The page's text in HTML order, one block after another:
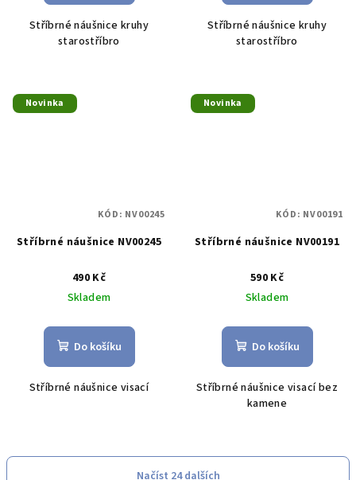
Stříbrné náušnice kruhy
starostříbro
Stříbrné náušnice kruhy
starostříbro
Novinka
Stříbrné náušnice NV00245
490 Kč
Skladem
Do košíku
Stříbrné náušnice visací
KÓD: NV00245
Novinka
Stříbrné náušnice NV00191
590 Kč
Skladem
Do košíku
Stříbrné náušnice visací bez
kamene
KÓD: NV00191
Načíst 24 dalších